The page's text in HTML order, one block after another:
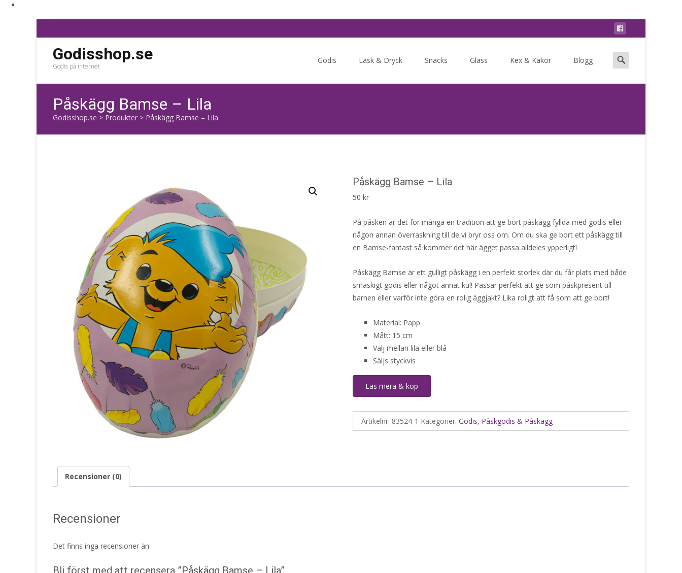
Godisshop.se
Godis på internet
Godis Läsk & Dryck Snacks Glass Kex & Kakor Blogg
Search
for:
Påskägg Bamse – Lila
Godisshop.se > Produkter > Påskägg Bamse – Lila
Påskägg Bamse – Lila
50 kr
På påsken är det för många en tradition att ge bort påskägg fyllda med godis eller
någon annan överraskning till de vi bryr oss om. Om du ska ge bort ett påskägg till
en Bamse-fantast så kommer det här ägget passa alldeles ypperligt!
Påskägg Bamse är ett gulligt påskägg i en perfekt storlek där du får plats med både
smaskigt godis eller något annat kul! Passar perfekt att ge som påskpresent till
barnen eller varför inte göra en rolig äggjakt? Lika roligt att få som att ge bort!
Material: Papp
Mått: 15 cm
Välj mellan lila eller blå
Säljs styckvis
Läs mera & köp
Artikelnr: 83524-1 Kategorier: Godis, Påskgodis & Påskägg
Recensioner (0)
Recensioner
Det finns inga recensioner än.
Bli först med att recensera ”Påskägg Bamse – Lila”